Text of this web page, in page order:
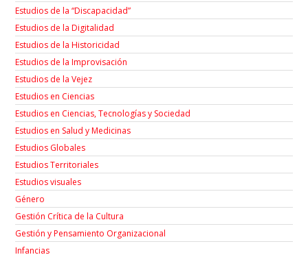
Estudios de la “Discapacidad”
Estudios de la Digitalidad
Estudios de la Historicidad
Estudios de la Improvisación
Estudios de la Vejez
Estudios en Ciencias
Estudios en Ciencias, Tecnologías y Sociedad
Estudios en Salud y Medicinas
Estudios Globales
Estudios Territoriales
Estudios visuales
Género
Gestión Crítica de la Cultura
Gestión y Pensamiento Organizacional
Infancias